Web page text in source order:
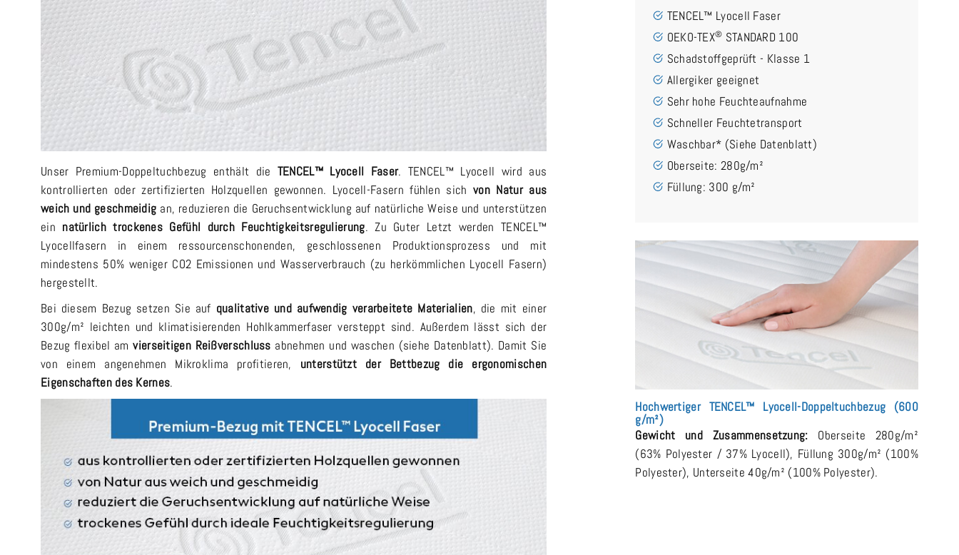
Unser Premium-Doppeltuchbezug enthält die TENCEL™ Lyocell Faser. TENCEL™ Lyocell wird aus
kontrollierten oder zertifizierten Holzquellen gewonnen. Lyocell-Fasern fühlen sichvon Natur aus
weich und geschmeidig an, reduzieren die Geruchsentwicklung auf natürliche Weise und unterstützen
ein natürlich trockenes Gefühl durch Feuchtigkeitsregulierung. Zu Guter Letzt werden TENCEL™
Lyocellfasern in einem ressourcenschonenden, geschlossenen Produktionsprozess und mit
mindestens 50% weniger CO2 Emissionen und Wasserverbrauch (zu herkömmlichen Lyocell Fasern)
hergestellt.
Bei diesem Bezug setzen Sie auf qualitative und aufwendig verarbeitete Materialien, die mit einer
300g/m² leichten und klimatisierenden Hohlkammerfaser versteppt sind. Außerdem lässt sich der
Bezug flexibel amvierseitigen Reißverschluss abnehmen und waschen (siehe Datenblatt). Damit Sie
von einem angenehmen Mikroklima profitieren, unterstützt der Bettbezug die ergonomischen
Eigenschaften des Kernes.
TENCEL™ Lyocell Faser
OEKO-TEX® STANDARD 100
Schadstoffgeprüft - Klasse 1
Allergiker geeignet
Sehr hohe Feuchteaufnahme
Schneller Feuchtetransport
Waschbar* (Siehe Datenblatt)
Oberseite: 280g/m²
Füllung: 300 g/m²
Hochwertiger TENCEL™ Lyocell-Doppeltuchbezug (600
g/m²)
Gewicht und Zusammensetzung: Oberseite 280g/m²
(63% Polyester / 37% Lyocell), Füllung 300g/m² (100%
Polyester), Unterseite 40g/m² (100% Polyester).